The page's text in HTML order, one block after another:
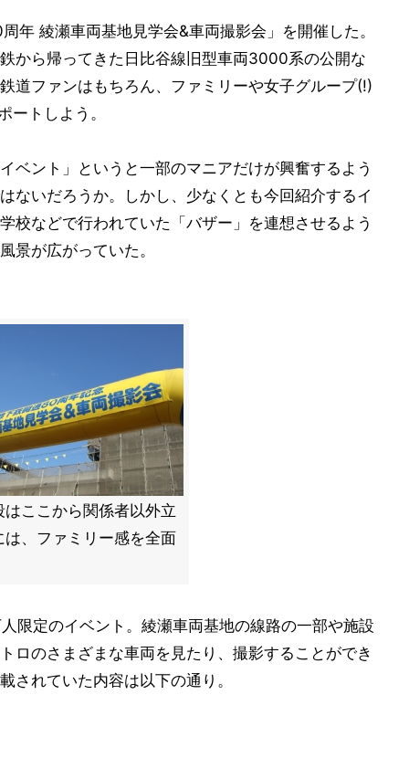
年 綾瀬車両基地見学会&車両撮影会」を開催した。
から帰ってきた日比谷線旧型車両3000系の公開な
道ファンはもちろん、ファミリーや女子グループ(!)
ートしよう。
ベント」というと一部のマニアだけが興奮するよう
ないだろうか。しかし、少なくとも今回紹介するイ
校などで行われていた「バザー」を連想させるよう
景が広がっていた。
ここから関係者以外立
、ファミリー感を全面
限定のイベント。綾瀬車両基地の線路の一部や施設
ロのさまざまな車両を見たり、撮影することができ
されていた内容は以下の通り。